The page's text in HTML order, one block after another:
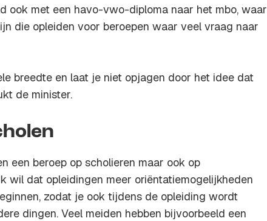
ook met een havo-vwo-diploma naar het mbo, waar
die opleiden voor beroepen waar veel vraag naar
breedte en laat je niet opjagen door het idee dat
de minister.
een beroep op scholieren maar ook op
wil dat opleidingen meer oriëntatiemogelijkheden
zodat je ook tijdens de opleiding wordt
dingen. Veel meiden hebben bijvoorbeeld een